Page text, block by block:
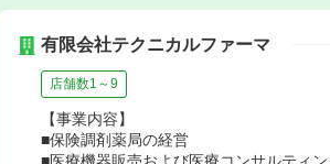
有限会社テクニカルファーマ
店舗数1～9
【事業内容】
■保険調剤薬局の経営
■医療機器販売および医療コンサルティ